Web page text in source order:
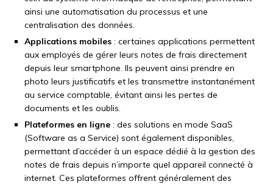
ainsi une automatisation du processus et une
centralisation des données.
Applications mobiles : certaines applications permettent
aux employés de gérer leurs notes de frais directement
depuis leur smartphone. Ils peuvent ainsi prendre en
photo leurs justificatifs et les transmettre instantanément
au service comptable, évitant ainsi les pertes de
documents et les oublis.
Plateformes en ligne : des solutions en mode SaaS
(Software as a Service) sont également disponibles,
permettant d’accéder à un espace dédié à la gestion des
notes de frais depuis n’importe quel appareil connecté à
internet. Ces plateformes offrent généralement des